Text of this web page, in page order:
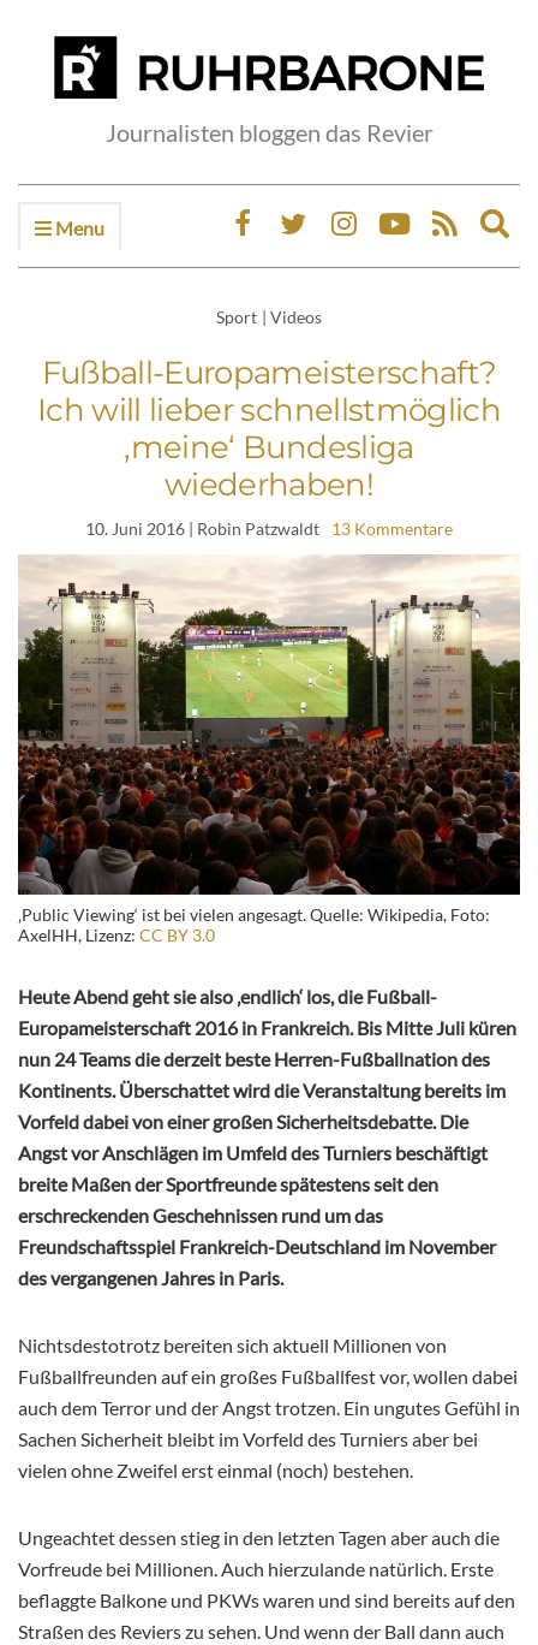
Journalisten bloggen das Revier
Menu
Sport | Videos
Fußball-Europameisterschaft?
Ich will lieber schnellstmöglich
‚meine‘ Bundesliga
wiederhaben!
10. Juni 2016 | Robin Patzwaldt 13 Kommentare
‚Public Viewing‘ ist bei vielen angesagt. Quelle: Wikipedia, Foto:
AxelHH, Lizenz: CC BY 3.0
Heute Abend geht sie also ‚endlich‘ los, die Fußball-
Europameisterschaft 2016 in Frankreich. Bis Mitte Juli küren
nun 24 Teams die derzeit beste Herren-Fußballnation des
Kontinents. Überschattet wird die Veranstaltung bereits im
Vorfeld dabei von einer großen Sicherheitsdebatte. Die
Angst vor Anschlägen im Umfeld des Turniers beschäftigt
breite Maßen der Sportfreunde spätestens seit den
erschreckenden Geschehnissen rund um das
Freundschaftsspiel Frankreich-Deutschland im November
des vergangenen Jahres in Paris.
Nichtsdestotrotz bereiten sich aktuell Millionen von
Fußballfreunden auf ein großes Fußballfest vor, wollen dabei
auch dem Terror und der Angst trotzen. Ein ungutes Gefühl in
Sachen Sicherheit bleibt im Vorfeld des Turniers aber bei
vielen ohne Zweifel erst einmal (noch) bestehen.
Ungeachtet dessen stieg in den letzten Tagen aber auch die
Vorfreude bei Millionen. Auch hierzulande natürlich. Erste
beflaggte Balkone und PKWs waren und sind bereits auf den
Straßen des Reviers zu sehen. Und wenn der Ball dann auch